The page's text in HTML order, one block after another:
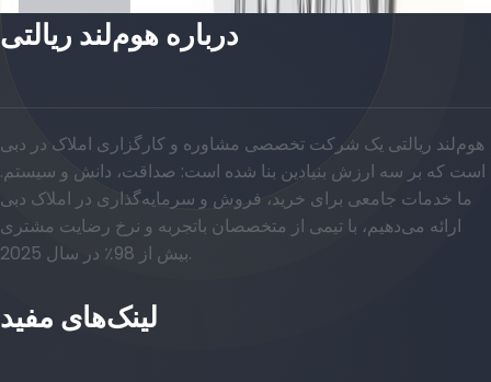
درباره هوم‌لند ریالتی
هوم‌لند ریالتی یک شرکت تخصصی مشاوره و کارگزاری املاک در دبی
است که بر سه ارزش بنیادین بنا شده است: صداقت، دانش و سیستم.
ما خدمات جامعی برای خرید، فروش و سرمایه‌گذاری در املاک دبی
ارائه می‌دهیم، با تیمی از متخصصان باتجربه و نرخ رضایت مشتری
بیش از 98٪ در سال 2025.
لینک‌های مفید